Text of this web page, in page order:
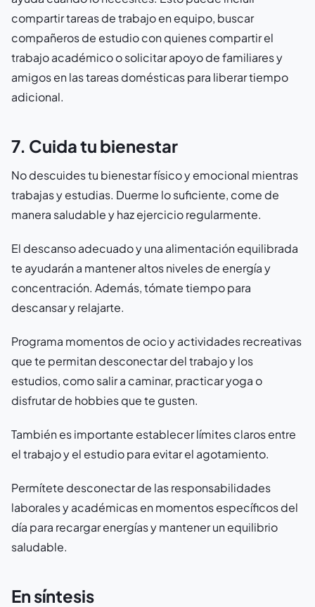
compartir tareas de trabajo en equipo, buscar
compañeros de estudio con quienes compartir el
trabajo académico o solicitar apoyo de familiares y
amigos en las tareas domésticas para liberar tiempo
adicional.
7. Cuida tu bienestar
No descuides tu bienestar físico y emocional mientras
trabajas y estudias. Duerme lo suficiente, come de
manera saludable y haz ejercicio regularmente.
El descanso adecuado y una alimentación equilibrada
te ayudarán a mantener altos niveles de energía y
concentración. Además, tómate tiempo para
descansar y relajarte.
Programa momentos de ocio y actividades recreativas
que te permitan desconectar del trabajo y los
estudios, como salir a caminar, practicar yoga o
disfrutar de hobbies que te gusten.
También es importante establecer límites claros entre
el trabajo y el estudio para evitar el agotamiento.
Permítete desconectar de las responsabilidades
laborales y académicas en momentos específicos del
día para recargar energías y mantener un equilibrio
saludable.
En síntesis